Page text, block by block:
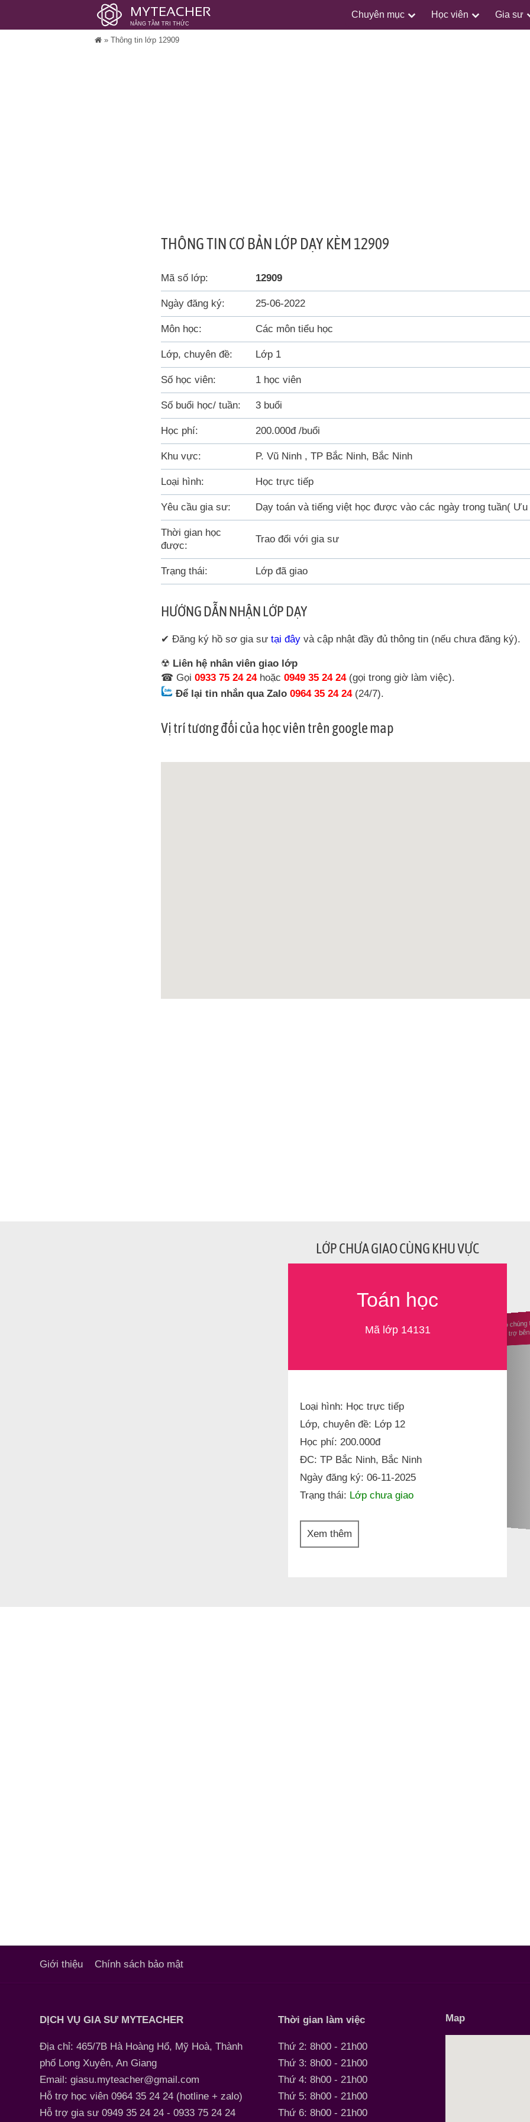
MYTEACHER
NÂNG TẦM TRI THỨC
Chuyên mục Học viên Gia sư
» Thông tin lớp 12909
THÔNG TIN CƠ BẢN LỚP DẠY KÈM 12909
Mã số lớp: 12909
Ngày đăng ký: 25-06-2022
Môn học: Các môn tiểu học
Lớp, chuyên đề: Lớp 1
Số học viên: 1 học viên
Số buổi học/ tuần: 3 buổi
Học phí: 200.000đ /buổi
Khu vực: P. Vũ Ninh , TP Bắc Ninh, Bắc Ninh
Loại hình: Học trực tiếp
Yêu cầu gia sư: Dạy toán và tiếng việt học được vào các ngày trong tuần(
Thời gian học
được:
Trao đổi với gia sư
Trạng thái: Lớp đã giao
HƯỚNG DẪN NHẬN LỚP DẠY
✔ Đăng ký hồ sơ gia sư tại đây và cập nhật đầy đủ thông tin (nếu chưa đăng ký).
☢ Liên hệ nhân viên giao lớp
☎ Gọi 0933 75 24 24hoặc 0949 35 24 24(gọi trong giờ làm việc).
Để lại tin nhắn qua Zalo 0964 35 24 24(24/7).
Vị trí tương đối của học viên trên google map
LỚP CHƯA GIAO CÙNG KHU VỰC
Toán học
Mã lớp 14131
Loại hình: Học trực tiếp
Lớp, chuyên đề: Lớp 12
Học phí: 200.000đ
ĐC: TP Bắc Ninh, Bắc Ninh
Ngày đăng ký: 06-11-2025
Trạng thái: Lớp chưa giao
Xem thêm
Ủng hộ
nhà tài trợ
Giới thiệu Chính sách bảo mật
DỊCH VỤ GIA SƯ MYTEACHER
Địa chỉ: 465/7B Hà Hoàng Hổ, Mỹ Hoà, Thành
phố Long Xuyên, An Giang
Email: giasu.myteacher@gmail.com
Hỗ trợ học viên 0964 35 24 24 (hotline + zalo)
Hỗ trợ gia sư 0949 35 24 24 - 0933 75 24 24
Thời gian làm việc
Thứ 2: 8h00 - 21h00
Thứ 3: 8h00 - 21h00
Thứ 4: 8h00 - 21h00
Thứ 5: 8h00 - 21h00
Thứ 6: 8h00 - 21h00
Map